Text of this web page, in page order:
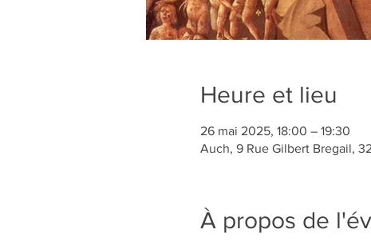
Heure et lieu
26 mai 2025, 18:00 – 19:30
Auch, 9 Rue Gilbert Bregail,
À propos de